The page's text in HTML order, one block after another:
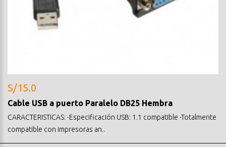
S/15.0
Cable USB a puerto Paralelo DB25 Hembra
CARACTERISTICAS: -Especificación USB: 1.1 compatible -Totalmente
compatible con impresoras an..